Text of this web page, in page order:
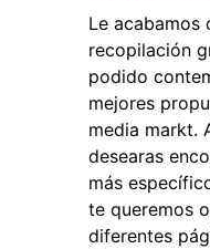
Le acabamos
recopilación
podido
mejores
media markt.
desearas
más
te queremos
diferentes